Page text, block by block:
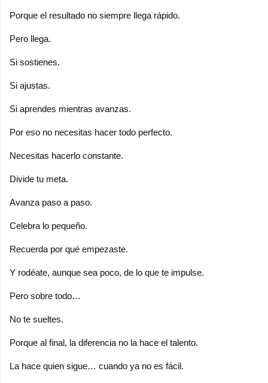
Porque el resultado no siempre llega rápido.
Pero llega.
Si sostienes.
Si ajustas.
Si aprendes mientras avanzas.
Por eso no necesitas hacer todo perfecto.
Necesitas hacerlo constante.
Divide tu meta.
Avanza paso a paso.
Celebra lo pequeño.
Recuerda por qué empezaste.
Y rodéate, aunque sea poco, de lo que te impulse.
Pero sobre todo…
No te sueltes.
Porque al final, la diferencia no la hace el talento.
La hace quien sigue… cuando ya no es fácil.